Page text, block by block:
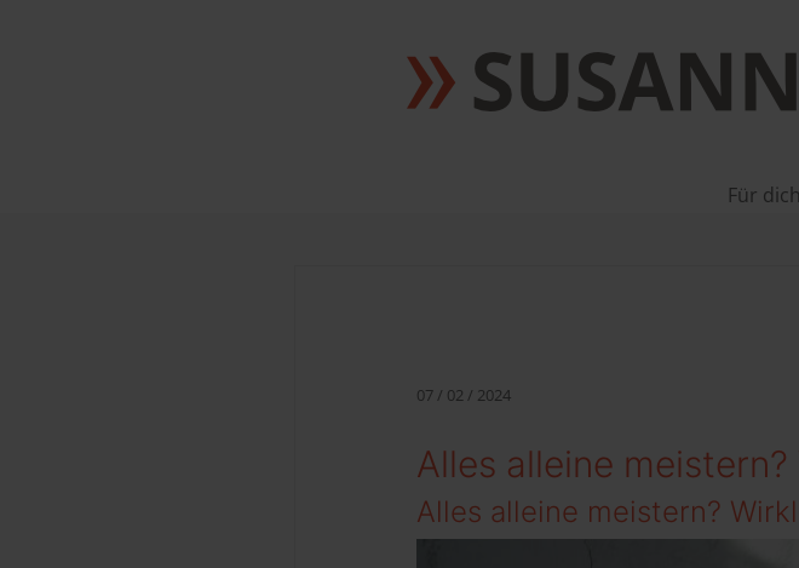
Für dich
07 / 02 / 2024
Alles alleine
Alles alleine meistern?